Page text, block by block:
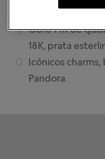
Joias
Ouro 14K de
18K, prata
Icônicos charms,
Pandora